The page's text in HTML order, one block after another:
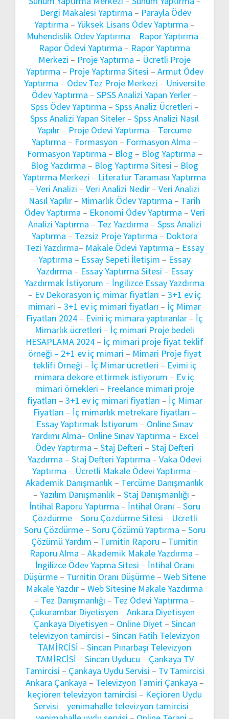
Dergi Makalesi Yaptırma – Parayla Ödev
Yaptırma – Yüksek Lisans Ödev Yaptırma –
Mühendislik Ödev Yaptırma – Rapor Yaptırma –
Rapor Ödevi Yaptırma – Rapor Yaptırma
Merkezi – Proje Yaptırma – Ücretli Proje
Yaptırma – Proje Yaptırma Sitesi – Armut Ödev
Yaptırma – Ödev Tez Proje Merkezi – Üniversite
Ödev Yaptırma – SPSS Analizi Yapan Yerler–
Spss Ödev Yaptırma – Spss Analiz Ücretleri –
Spss Analizi Yapan Siteler– Spss Analizi Nasıl
Yapılır– Proje Ödevi Yaptırma – Tercüme
Yaptırma – Formasyon – Formasyon Alma –
Formasyon Yaptırma – Blog – Blog Yaptırma –
Blog Yazdırma – Blog Yaptırma Sitesi – Blog
Yaptırma Merkezi – Literatür Taraması Yaptırma
– Veri Analizi – Veri Analizi Nedir– Veri Analizi
Nasıl Yapılır– Mimarlık Ödev Yaptırma – Tarih
Ödev Yaptırma – Ekonomi Ödev Yaptırma – Veri
Analizi Yaptırma – Tez Yazdırma – Spss Analizi
Yaptırma – Tezsiz Proje Yaptırma – Doktora
Tezi Yazdırma– Makale Ödevi Yaptırma – Essay
Yaptırma – Essay Sepeti İletişim – Essay
Yazdırma – Essay Yaptırma Sitesi – Essay
Yazdırmak İstiyorum – İngilizce Essay Yazdırma
– Ev Dekorasyon iç mimar fiyatları – 3+1 ev iç
mimari – 3+1 ev iç mimari fiyatları – İç Mimar
Fiyatları 2024– Evini iç mimara yaptıranlar– İç
Mimarlık ücretleri – İç mimari Proje bedeli
HESAPLAMA 2024– İç mimari proje fiyat teklif
örneği – 2+1 ev iç mimari – Mimari Proje fiyat
teklifi Örneği – İç Mimar ücretleri – Evimi iç
mimara dekore ettirmek istiyorum – Ev iç
mimari örnekleri – Freelance mimari proje
fiyatları – 3+1 ev iç mimari fiyatları – İç Mimar
Fiyatları – İç mimarlık metrekare fiyatları –
Essay Yaptırmak İstiyorum – Online Sınav
Yardımı Alma– Online Sınav Yaptırma – Excel
Ödev Yaptırma – Staj Defteri – Staj Defteri
Yazdırma – Staj Defteri Yaptırma – Vaka Ödevi
Yaptırma – Ücretli Makale Ödevi Yaptırma –
Akademik Danışmanlık– Tercüme Danışmanlık
– Yazılım Danışmanlık– Staj Danışmanlığı –
İntihal Raporu Yaptırma – İntihal Oranı – Soru
Çözdürme– Soru Çözdürme Sitesi – Ücretli
Soru Çözdürme– Soru Çözümü Yaptırma – Soru
Çözümü Yardım – Turnitin Raporu – Turnitin
Raporu Alma – Akademik Makale Yazdırma –
İngilizce Ödev Yapma Sitesi – İntihal Oranı
Düşürme– Turnitin Oranı Düşürme– Web Sitene
Makale Yazdır– Web Sitesine Makale Yazdırma
– Tez Danışmanlığı – Tez Ödevi Yaptırma –
Çukurambar Diyetisyen – Ankara Diyetisyen –
Çankaya Diyetisyen – Online Diyet– Sincan
televizyon tamircisi – Sincan Fatih Televizyon
TAMİRCİSİ – Sincan Pınarbaşı Televizyon
TAMİRCİSİ – Sincan Uyducu – Çankaya TV
Tamircisi – Çankaya Uydu Servisi – Tv Tamircisi
Ankara Çankaya – Televizyon Tamiri Çankaya –
keçiören televizyon tamircisi – Keçiören Uydu
Servisi – yenimahalle televizyon tamircisi –